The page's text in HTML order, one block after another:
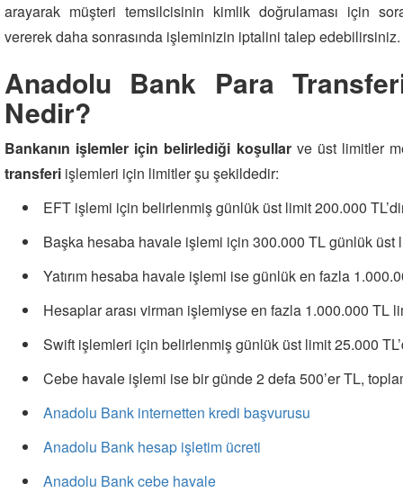
arayarak müşteri temsilcisinin kimlik doğrulaması için
vererek daha sonrasında işleminizin iptalini talep edebilirsiniz.
Anadolu Bank Para
Nedir?
Bankanın işlemler için belirlediği koşullarve üst limitler
transferi işlemleri için limitler şu şekildedir:
EFT işlemi için belirlenmiş günlük üst limit 200.000
Başka hesaba havale işlemi için 300.000 TL günlük üst
Yatırım hesaba havale işlemi ise günlük en fazla
Hesaplar arası virman işlemiyse en fazla 1.000.000 TL
Swift işlemleri için belirlenmiş günlük üst limit 25.000
Cebe havale işlemi ise bir günde 2 defa 500’er TL,
Anadolu Bank internetten kredi başvurusu
Anadolu Bank hesap işletim ücreti
Anadolu Bank cebe havale